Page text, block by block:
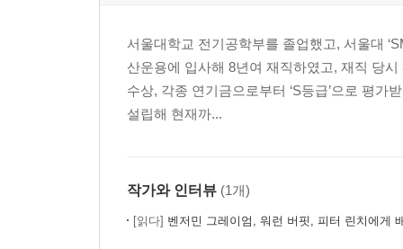
서울대학교 전기공학부를 졸업했고, 서울대
산운용에 입사해 8년여 재직하였고, 재직 당
수상, 각종 연기금으로부터 ‘S등급’으로 평
설립해 현재까...
작가와 인터뷰 (1개)
[읽다] 벤저민 그레이엄, 워런 버핏, 피터 린치에게